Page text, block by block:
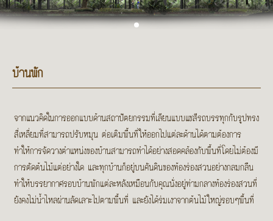
และพื้นที่
สีเขียว
หน้าที่เป็น
“ปอดของ
กรุงเทพฯ”
บ้านพัก
จากแนวคิดในการออกแบบด้านสถาปัตยกรรมที่เลียนแบบแชสีรถบรรทุกกับรูปทรง
สี่เหลี่ยมที่สามารถปรับหมุน ต่อเติมพื้นที่ให้ออกไปแต่ละด้านได้ตามต้องการ
ทำให้การจัดวางตำแหน่งของบ้านสามารถทำได้อย่างสอดคล้องกับพื้นที่โดยไม่ต้องมี
การตัดต้นไม้แต่อย่างใด และทุกบ้านก็อยู่บนคันดินของท้องร่องสวนอย่างกลมกลืน
ทำให้บรรยากาศรอบบ้านพักแต่ละหลังเหมือนกับคุณนั่งอยู่ท่ามกลางท้องร่องสวนที่
ยังคงไม่น้ำไหลผ่านลัดเลาะไปตามพื้นที่ และยังได้ร่มเงาจากต้นไม้ใหญ่รอบๆพื้นที่